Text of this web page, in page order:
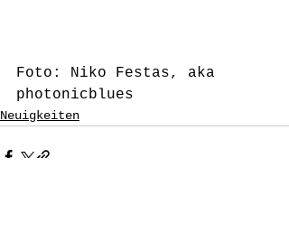
Foto: Niko Festas, aka
photonicblues
Neuigkeiten